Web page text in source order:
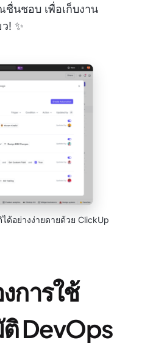
นชอบ เพื่อเก็บงาน
! ✨
ด้อย่างง่ายดายด้วย ClickUp
การใช้
DevOps